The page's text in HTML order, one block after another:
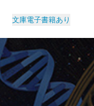
文庫電子書籍あり